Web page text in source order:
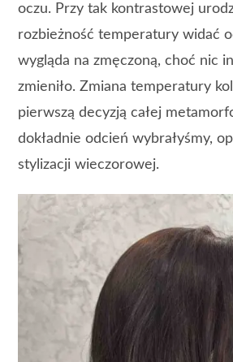
oczu. Przy tak kontrastowej
rozbieżność temperatury widać
wygląda na zmęczoną, choć nic
zmieniło. Zmiana temperatury
pierwszą decyzją całej
dokładnie odcień wybrałyśmy,
stylizacji wieczorowej.